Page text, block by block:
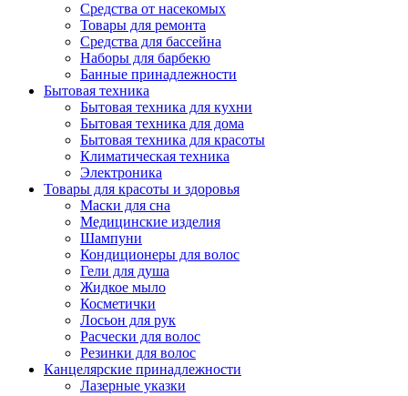
Средства от насекомых
Товары для ремонта
Средства для бассейна
Наборы для барбекю
Банные принадлежности
Бытовая техника
Бытовая техника для кухни
Бытовая техника для дома
Бытовая техника для красоты
Климатическая техника
Электроника
Товары для красоты и здоровья
Маски для сна
Медицинские изделия
Шампуни
Кондиционеры для волос
Гели для душа
Жидкое мыло
Косметички
Лосьон для рук
Расчески для волос
Резинки для волос
Канцелярские принадлежности
Лазерные указки